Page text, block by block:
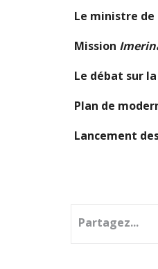
Le ministre de
Mission
Le débat sur
Plan de
Lancement
Partagez...